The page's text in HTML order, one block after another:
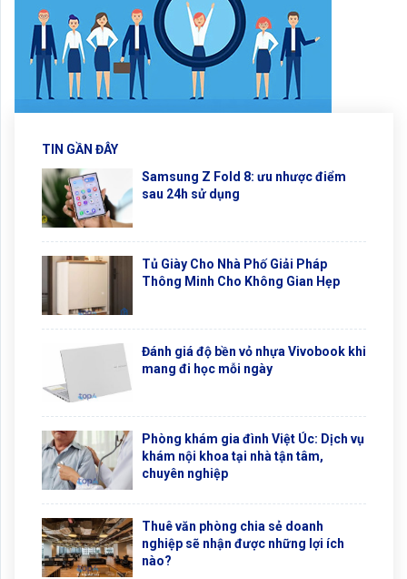
TIN GẦN ĐÂY
Samsung Z Fold 8: ưu nhược điểm
sau 24h sử dụng
Tủ Giày Cho Nhà Phố Giải Pháp
Thông Minh Cho Không Gian Hẹp
Đánh giá độ bền vỏ nhựa Vivobook khi
mang đi học mỗi ngày
Phòng khám gia đình Việt Úc: Dịch vụ
khám nội khoa tại nhà tận tâm,
chuyên nghiệp
Thuê văn phòng chia sẻ doanh
nghiệp sẽ nhận được những lợi ích
nào?